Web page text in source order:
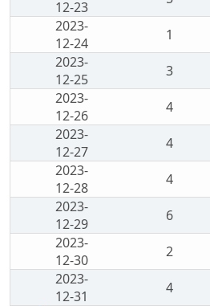
12-23
2023-
12-24
1
2023-
12-25
3
2023-
12-26
4
2023-
12-27
4
2023-
12-28
4
2023-
12-29
6
2023-
12-30
2
2023-
12-31
4